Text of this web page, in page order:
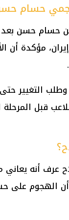
حسام
حسام حسن
مؤكدة أن
التغيير حتى
قبل
عرف أنه
أن الهجوم